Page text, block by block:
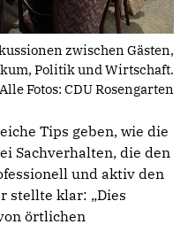
zwischen Gästen,
Politik und Wirtschaft.
Alle Fotos: CDU Rosengarten
Tips geben, wie die
Sachverhalten, die den
und aktiv den
stellte klar: „Dies
örtlichen